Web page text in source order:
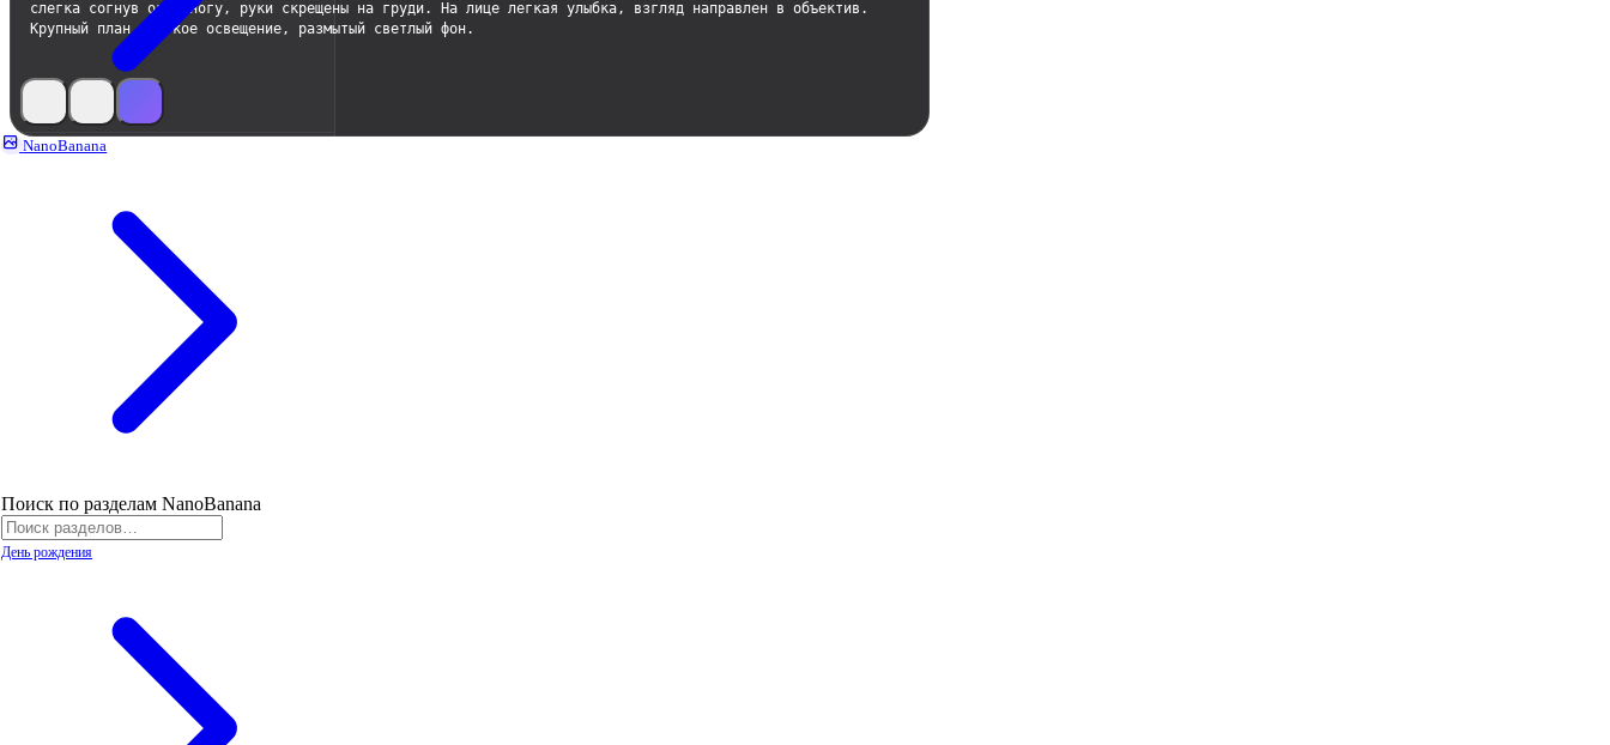
NanoBanana
Поиск по разделам NanoBanana
День рождения